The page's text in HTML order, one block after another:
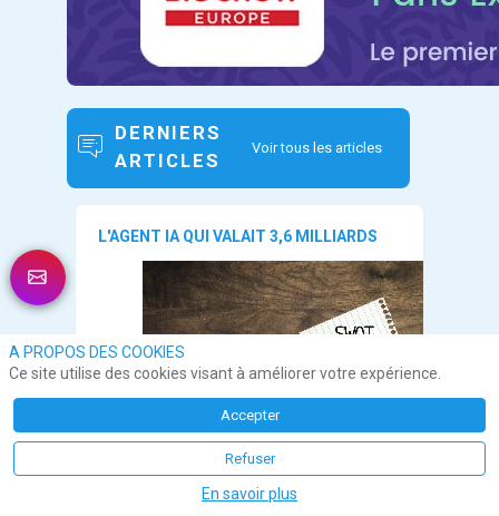
DERNIERS
ARTICLES
Voir tous les articles
L'AGENT IA QUI VALAIT 3,6 MILLIARDS
A PROPOS DES COOKIES
Ce site utilise des cookies visant à améliorer votre expérience.
Accepter
Refuser
En savoir plus